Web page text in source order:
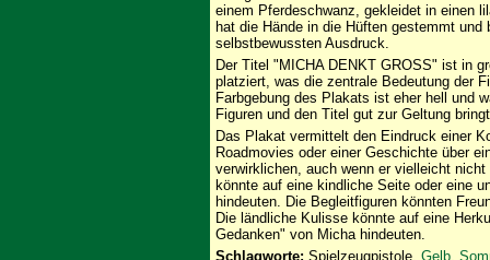
einem Pferdeschwanz, gekleidet in einen
hat die Hände in die Hüften gestemmt
selbstbewussten Ausdruck.
Der Titel "MICHA DENKT GROSS" ist in
platziert, was die zentrale Bedeutung der
Farbgebung des Plakats ist eher hell und
Figuren und den Titel gut zur Geltung
Das Plakat vermittelt den Eindruck einer
Roadmovies oder einer Geschichte über
verwirklichen, auch wenn er vielleicht
könnte auf eine kindliche Seite oder eine
hindeuten. Die Begleitfiguren könnten
Die ländliche Kulisse könnte auf eine
Gedanken" von Micha hindeuten.
Schlagworte: Spielzeugpistole, Gelb,